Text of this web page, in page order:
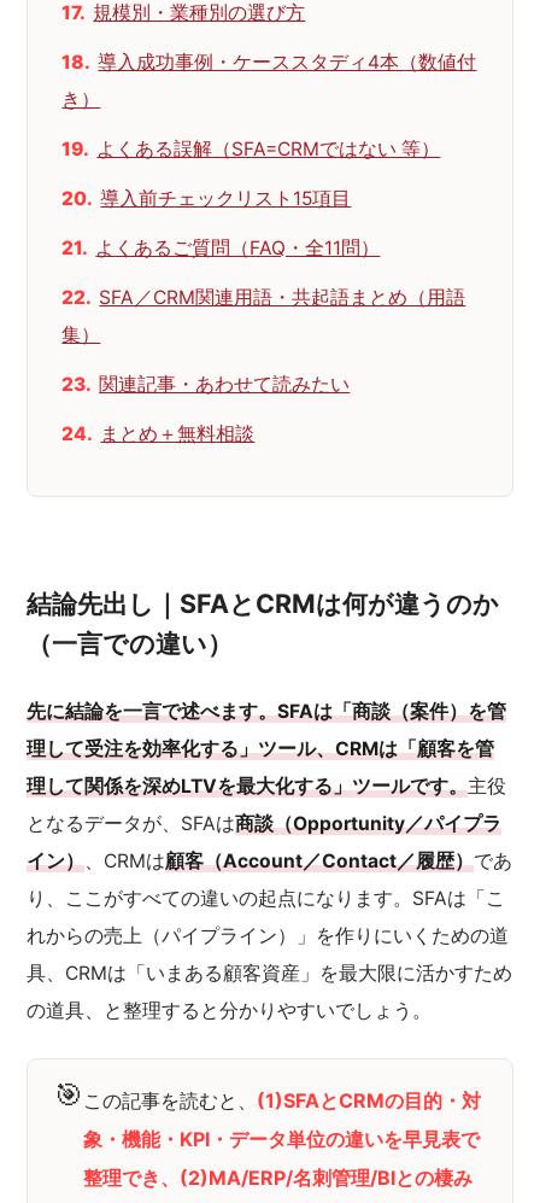
規模別・業種別の選び方
導入成功事例・ケーススタディ4本（数値付
き）
よくある誤解（SFA=CRMではない 等）
導入前チェックリスト15項目
よくあるご質問（FAQ・全11問）
SFA／CRM関連用語・共起語まとめ（用語
集）
関連記事・あわせて読みたい
まとめ＋無料相談
結論先出し｜SFAとCRMは何が違うのか
（一言での違い）
先に結論を一言で述べます。SFAは「商談（案件）を管
理して受注を効率化する」ツール、CRMは「顧客を管
理して関係を深めLTVを最大化する」ツールです。主役
となるデータが、SFAは商談（Opportunity／パイプラ
イン）、CRMは顧客（Account／Contact／履歴）であ
り、ここがすべての違いの起点になります。SFAは「こ
れからの売上（パイプライン）」を作りにいくための道
具、CRMは「いまある顧客資産」を最大限に活かすため
の道具、と整理すると分かりやすいでしょう。
🎯 この記事を読むと、 (1)SFAとCRMの目的・対
象・機能・KPI・データ単位の違いを早見表で
整理でき、(2)MA/ERP/名刺管理/BIとの棲み